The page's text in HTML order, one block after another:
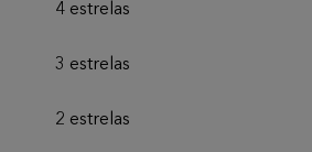
4 estrelas
3 estrelas
2 estrelas